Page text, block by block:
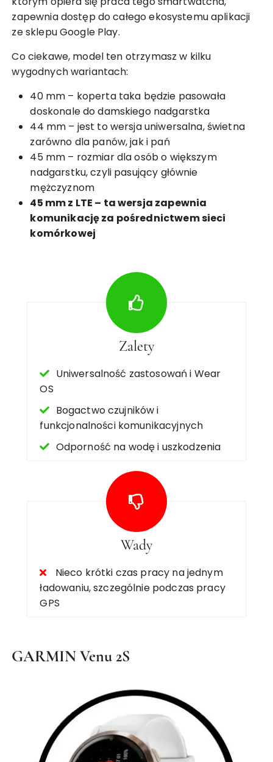
zapewnia dostęp do całego ekosystemu aplikacji
ze sklepu Google Play.
Co ciekawe, model ten otrzymasz w kilku
wygodnych wariantach:
40 mm – koperta taka będzie pasowała
doskonale do damskiego nadgarstka
44 mm – jest to wersja uniwersalna, świetna
zarówno dla panów, jak i pań
45 mm – rozmiar dla osób o większym
nadgarstku, czyli pasujący głównie
mężczyznom
45 mm z LTE – ta wersja zapewnia
komunikację za pośrednictwem sieci
komórkowej
Zalety
Uniwersalność zastosowań i Wear
OS
Bogactwo czujników i
funkcjonalności komunikacyjnych
Odporność na wodę i uszkodzenia
Wady
Nieco krótki czas pracy na jednym
ładowaniu, szczególnie podczas pracy
GPS
GARMIN Venu 2S